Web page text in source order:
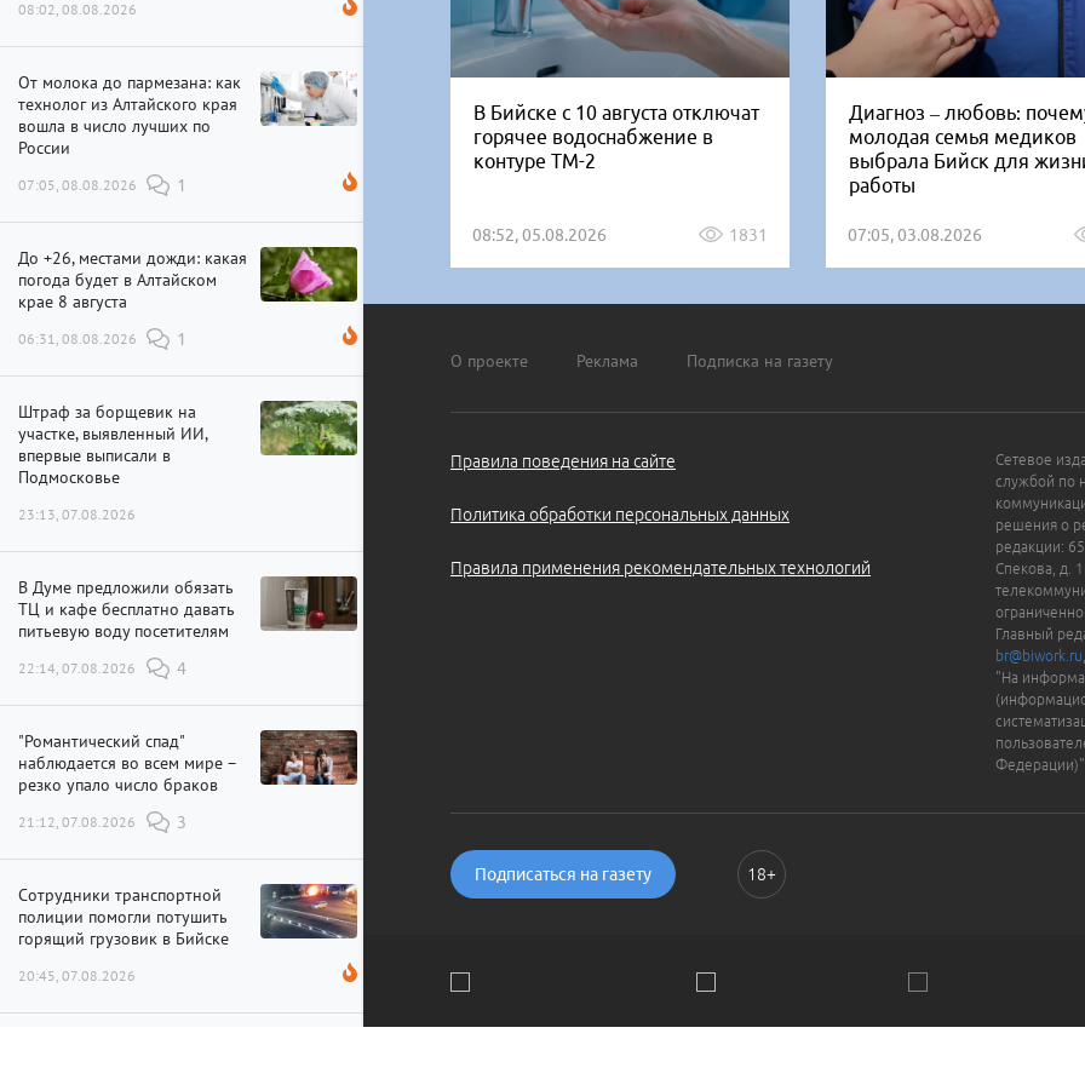
08:02, 08.08.2026
От молока до пармезана: как
технолог из Алтайского края
вошла в число лучших по
России
07:05, 08.08.2026 1
До +26, местами дожди: какая
погода будет в Алтайском
крае 8 августа
06:31, 08.08.2026 1
Штраф за борщевик на
участке, выявленный ИИ,
впервые выписали в
Подмосковье
23:13, 07.08.2026
В Думе предложили обязать
ТЦ и кафе бесплатно давать
питьевую воду посетителям
22:14, 07.08.2026 4
"Романтический спад"
наблюдается во всем мире –
резко упало число браков
21:12, 07.08.2026 3
Сотрудники транспортной
полиции помогли потушить
горящий грузовик в Бийске
20:45, 07.08.2026
В Бийске с 10 августа отключат
горячее водоснабжение в
контуре ТМ-2
08:52, 05.08.2026 1831
Диагноз – любовь:
молодая семья медиков
выбрала Бийск для
работы
07:05, 03.08.2026
О проекте Реклама Подписка на газету
Правила поведения на сайте
Политика обработки персональных данных
Правила применения рекомендательных технологий
Сетевое
службой по
решения о
редакции:
Спекова, д.
Главный
br@biwork.ru
"На
Федерации)".
Подписаться на газету 18+